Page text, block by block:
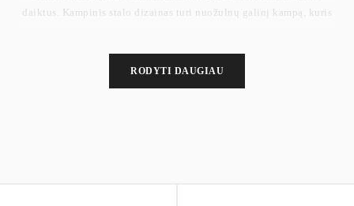
daiktus. Kampinis stalo dizainas turi nuožulnų galinį kampą, kuris
Tvirta konstrukcija iš medžio drožlių plokštės ir plieninio rėmo
užtikrina stabilumą ir patvarumą, o stalviršis atlaiko iki 50 kg
RODYTI DAUGIAU